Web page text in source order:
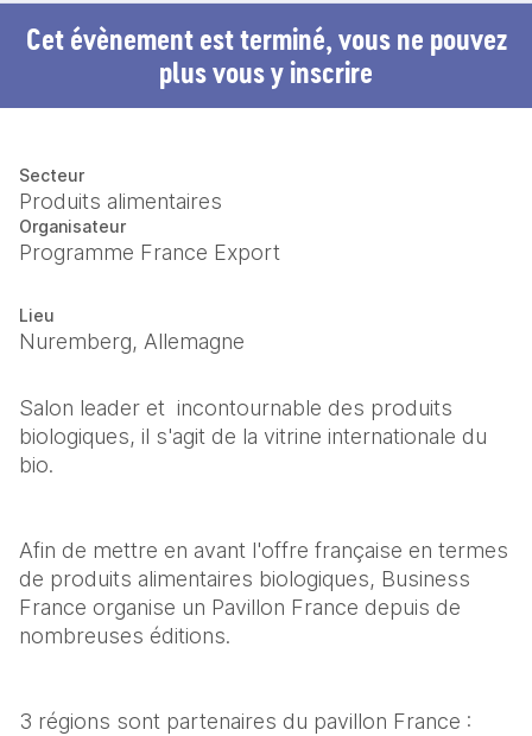
Cet évènement est terminé, vous ne pouvez
plus vous y inscrire
Secteur
Produits alimentaires
Organisateur
Programme France Export
Lieu
Nuremberg, Allemagne
Salon leader et  incontournable des produits
biologiques, il s'agit de la vitrine internationale du
bio.
Afin de mettre en avant l'offre française en termes
de produits alimentaires biologiques, Business
France organise un Pavillon France depuis de
nombreuses éditions.
3 régions sont partenaires du pavillon France :